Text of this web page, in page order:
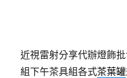
近視雷射分享代辦燈飾
組下午茶具組各式茶葉罐